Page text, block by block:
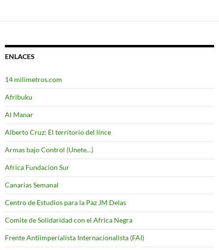
ENLACES
14 milimetros.com
Afribuku
Al Manar
Alberto Cruz: El territorio del lince
Armas bajo Control (Unete…)
Africa Fundacion Sur
Canarias Semanal
Centro de Estudios para la Paz JM Delas
Comite de Solidaridad con el Africa Negra
Frente Antiimperialista Internacionalista (FAI)